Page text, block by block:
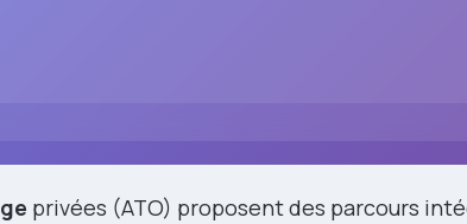
privées (ATO) proposent des parcours